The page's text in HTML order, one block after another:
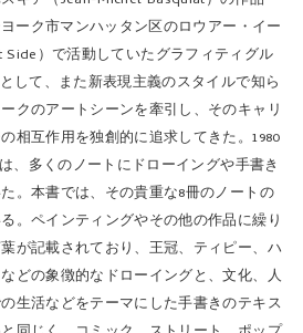
）で活動していたグラフィティグル
して、また新表現主義のスタイルで知ら
クのアートシーンを牽引し、そのキャリ
相互作用を独創的に追求してきた。1980
、多くのノートにドローイングや手書き
。本書では、その貴重な8冊のノートの
。ペインティングやその他の作品に繰り
が記載されており、王冠、ティピー、ハ
どの象徴的なドローイングと、文化、人
生活などをテーマにした手書きのテキス
同じく、コミック、ストリート、ポップ
治、都市生活における儚いものへの深い関